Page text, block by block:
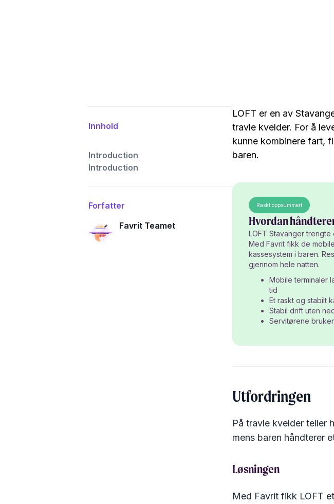
Innhold
Introduction
Introduction
Forfatter
Favrit Teamet
LOFT er en av
travle kvelder. For å
kunne kombinere fart,
baren.
Raskt oppsummert
Hvordan
LOFT Stavanger
Med Favrit fikk de
kassesystem i baren.
gjennom hele natten.
Mobile terminaler
tid
Et raskt og stabilt
Stabil drift uten
Servitørene
Utfordringen
På travle kvelder teller
mens baren håndterer
Løsningen
Med Favrit fikk LOFT